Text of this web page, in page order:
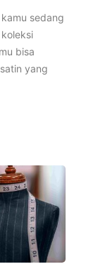
sedang
bisa
yang